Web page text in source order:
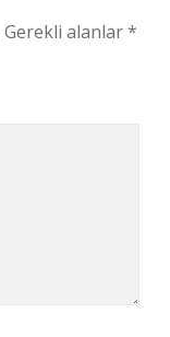
Gerekli alanlar*